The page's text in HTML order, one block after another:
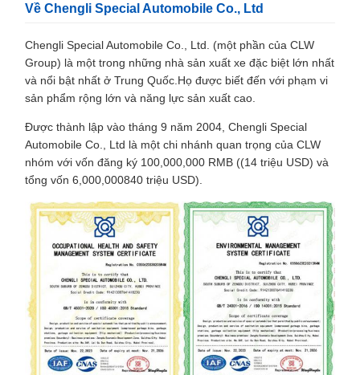
Về Chengli Special Automobile Co., Ltd
Chengli Special Automobile Co., Ltd. (một phần của CLW
Group) là một trong những nhà sản xuất xe đặc biệt lớn nhất
và nổi bật nhất ở Trung Quốc.Họ được biết đến với phạm vi
sản phẩm rộng lớn và năng lực sản xuất cao.
Được thành lập vào tháng 9 năm 2004, Chengli Special
Automobile Co., Ltd là một chi nhánh quan trọng của CLW
nhóm với vốn đăng ký 100,000,000 RMB ((14 triệu USD) và
tổng vốn 6,000,000840 triệu USD).